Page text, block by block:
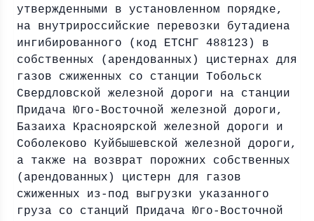
утвержденными в установленном порядке,
на внутрироссийские перевозки бутадиена
ингибированного (код ЕТСНГ 488123) в
собственных (арендованных) цистернах для
газов сжиженных со станции Тобольск
Свердловской железной дороги на станции
Придача Юго-Восточной железной дороги,
Базаиха Красноярской железной дороги и
Соболеково Куйбышевской железной дороги,
а также на возврат порожних собственных
(арендованных) цистерн для газов
сжиженных из-под выгрузки указанного
груза со станций Придача Юго-Восточной